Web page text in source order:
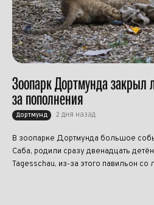
Зоопарк Дортмунда закрыл
за пополнения
Дортмунд 2 дня назад
В зоопарке Дортмунда большое
Саба, родили сразу двенадцать
Tagesschau, из-за этого павильон